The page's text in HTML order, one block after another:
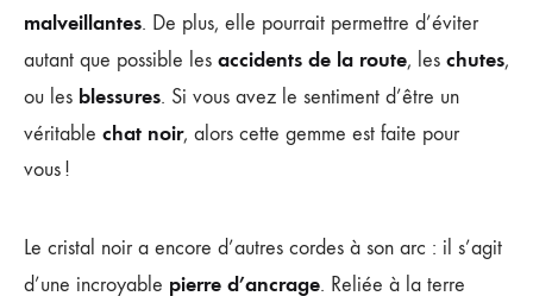
malveillantes. De plus, elle pourrait permettre d’éviter
autant que possible les accidents de la route, les chutes,
ou les blessures. Si vous avez le sentiment d’être un
véritable chat noir, alors cette gemme est faite pour
vous !
Le cristal noir a encore d’autres cordes à son arc : il s’agit
d’une incroyable pierre d’ancrage. Reliée à la terre